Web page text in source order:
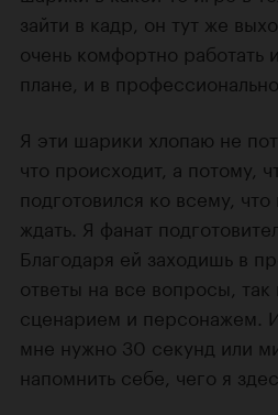
зайти в кадр, он тут же
очень комфортно работать
плане, и в
Я эти шарики хлопаю не
что происходит, а потому,
подготовился ко всему,
ждать. Я фанат
Благодаря ей заходишь в
ответы на все вопросы, так
сценарием и персонажем.
мне нужно 30 секунд или
напомнить себе, чего я